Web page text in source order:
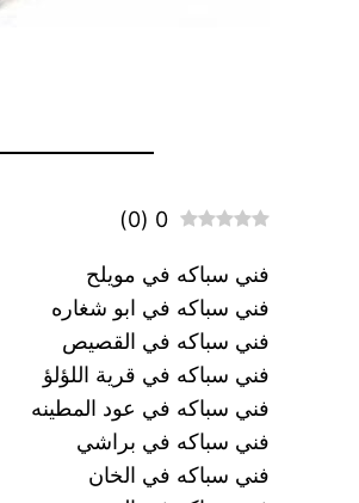
0
(
0
)
فني سباكه في مويلح
فني سباكه في ابو شغاره
فني سباكه في القصيص
فني سباكه في قرية اللؤلؤ
فني سباكه في عود المطينه
فني سباكه في براشي
فني سباكه في الخان